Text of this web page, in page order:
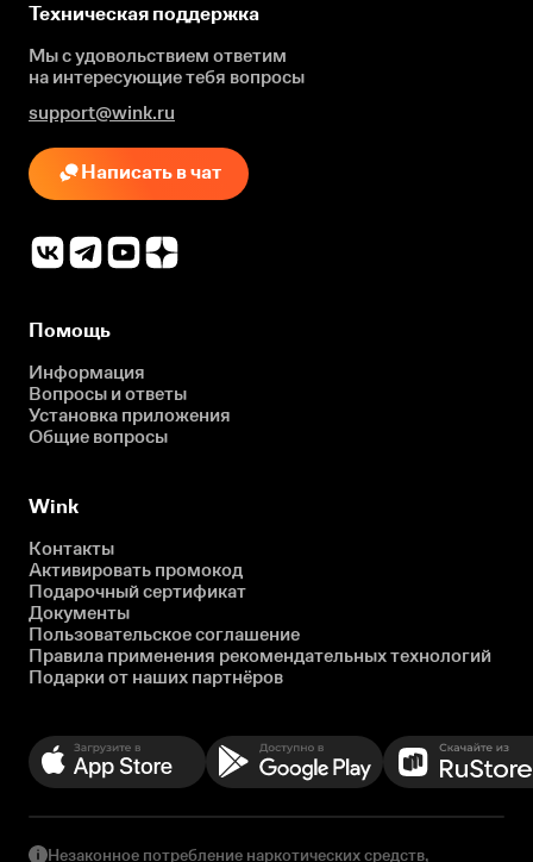
Техническая поддержка
Мы с удовольствием ответим
на интересующиетебя вопросы
support@wink.ru
Написать в чат
Помощь
Информация
Вопросы и ответы
Установка приложения
Общие вопросы
Wink
Контакты
Активировать промокод
Подарочный сертификат
Документы
Пользовательское соглашение
Правила применения рекомендательных технологий
Подарки от наших партнёров
Незаконное потребление наркотических средств,